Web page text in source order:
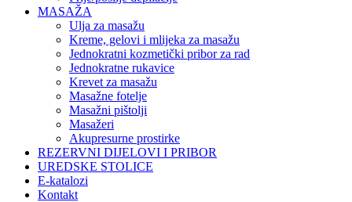
MASAŽA
Ulja za masažu
Kreme, gelovi i mlijeka za masažu
Jednokratni kozmetički pribor za rad
Jednokratne rukavice
Krevet za masažu
Masažne fotelje
Masažni pištolji
Masažeri
Akupresurne prostirke
REZERVNI DIJELOVI I PRIBOR
UREDSKE STOLICE
E-katalozi
Kontakt